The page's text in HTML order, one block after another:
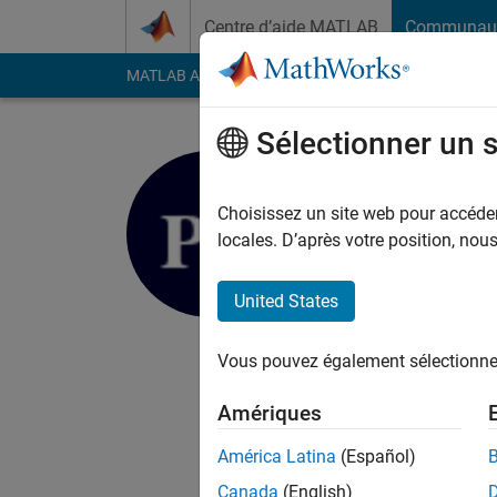
Centre d’aide MATLAB
MATLAB Answers File Exchange Cody
MathWorks
Followers:
Developer on the
with interest in
Any opinions stated
statements on
Sélectionner un
Choisissez un site web pour
locales. D’après votre position,
United States
Vous pouvez également
Amériques
América Latina (Español)
Canada (English)